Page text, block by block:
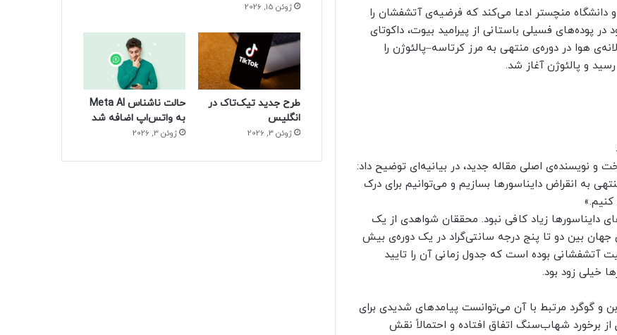
و دانشگاه منچستر ادعا می‌کند که فرضیه‌ی آتشفشان را
پوده‌های فسیلی باستانی از پیرامید بیوت، داکوتای
هوا در دوره‌ی منتهی به مرز کرتاسه–پالئوژن را
و پالئوژن آغاز شد.
و نویسنده‌ی اصلی مقاله جدید، در بیانیه‌ای توضیح داد:
به انقراض دایناسورها بسازیم و می‌توانیم برای درک
دایناسورها زیاد کافی نبود. محققان شواهدی از یک
جهان بین دو تا پنج درجه سانتی‌گراد در یک دوره‌ی بیش
آتشفشانی بوده است که جدول زمانی آن را تایید
خیلی زود بود.
و گوگرد مرتبط با آن می‌توانست پیامدهای شدیدی برای
از برخورد شهاب‌سنگ اتفاق افتاده و احتمالاً نقش
ژوئن 15, 2026
طرح جدید تیک‌تاک در
انگلیس
ژوئن 3, 2026
حالت ناشناس Meta AI
به واتس‌اپ اضافه شد
ژوئن 3, 2026